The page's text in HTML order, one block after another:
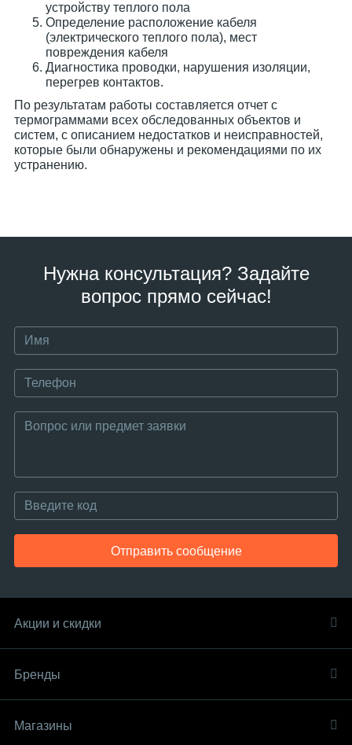
устройству теплого пола
Определение расположение кабеля
(электрического теплого пола), мест
повреждения кабеля
Диагностика проводки, нарушения изоляции,
перегрев контактов.
По результатам работы составляется отчет с
термограммами всех обследованных объектов и
систем, с описанием недостатков и неисправностей,
которые были обнаружены и рекомендациями по их
устранению.
Нужна консультация? Задайте
вопрос прямо сейчас!
Отправить сообщение
Акции и скидки
Бренды
Магазины